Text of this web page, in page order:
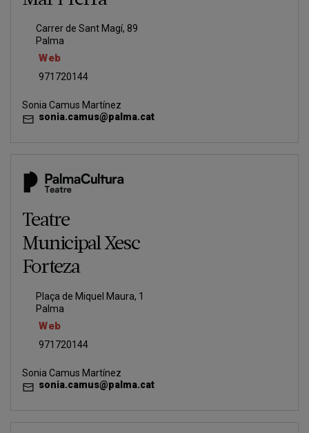
Carrer de Sant Magí, 89
Palma
Web
971720144
Sonia Camus Martínez
sonia.camus@palma.cat
Teatre
Municipal Xesc
Forteza
Plaça de Miquel Maura, 1
Palma
Web
971720144
Sonia Camus Martínez
sonia.camus@palma.cat